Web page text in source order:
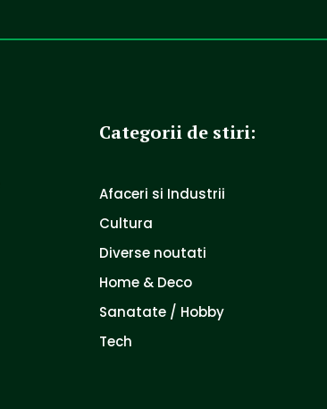
Categorii de stiri:
Afaceri si Industrii
Cultura
Diverse noutati
Home & Deco
Sanatate / Hobby
Tech